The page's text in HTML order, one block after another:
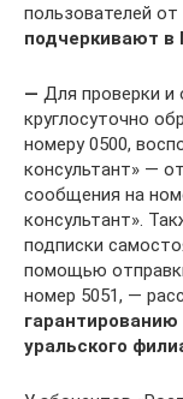
пользователей
подчеркивают
— Для проверки
круглосуточно
номеру 0500,
консультант» —
сообщения на
консультант».
подписки
помощью
номер 5051, —
уральского